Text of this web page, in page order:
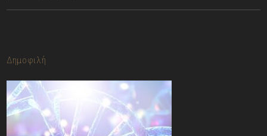
Δημοφιλή